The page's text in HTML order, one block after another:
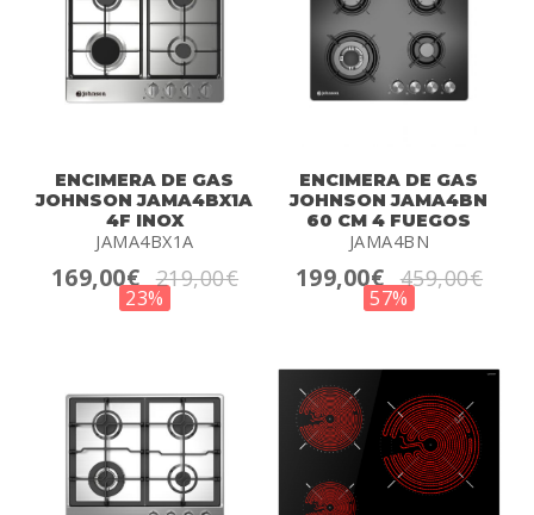
ENCIMERA DE GAS
JOHNSON JAMA4BX1A
4F INOX
JAMA4BX1A
169,00€ 219,00€
23%
ENCIMERA DE GAS
JOHNSON JAMA4BN
60 CM 4 FUEGOS
JAMA4BN
199,00€ 459,00€
57%